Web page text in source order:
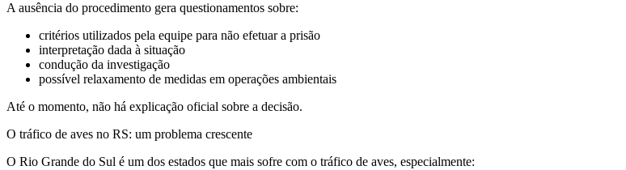
A ausência do procedimento gera questionamentos sobre:
critérios utilizados pela equipe para não efetuar a prisão
interpretação dada à situação
condução da investigação
possível relaxamento de medidas em operações ambientais
Até o momento, não há explicação oficial sobre a decisão.
O tráfico de aves no RS: um problema crescente
O Rio Grande do Sul é um dos estados que mais sofre com o tráfico de aves, especialmente: